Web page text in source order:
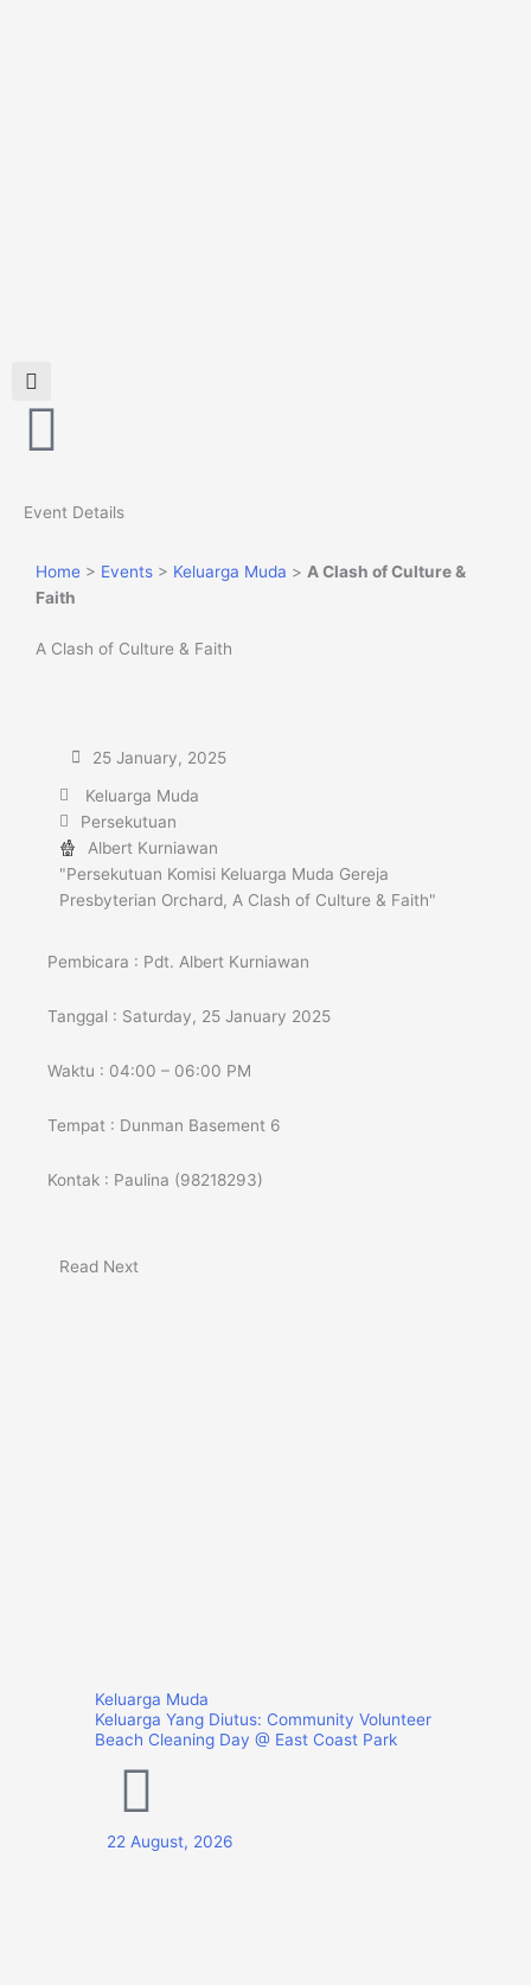
Event Details
Home > Events > Keluarga Muda > A Clash of Culture &
Faith
A Clash of Culture & Faith
25 January, 2025
Keluarga Muda
Persekutuan
Albert Kurniawan
"Persekutuan Komisi Keluarga Muda Gereja
Presbyterian Orchard, A Clash of Culture & Faith"
Pembicara : Pdt. Albert Kurniawan
Tanggal : Saturday, 25 January 2025
Waktu : 04:00 – 06:00 PM
Tempat : Dunman Basement 6
Kontak : Paulina (98218293)
Read Next
Keluarga Muda
Keluarga Yang Diutus: Community Volunteer
Beach Cleaning Day @ East Coast Park
22 August, 2026